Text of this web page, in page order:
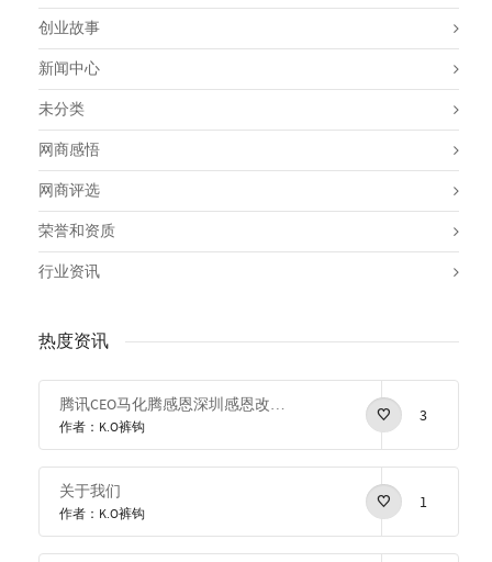
创业故事
新闻中心
未分类
网商感悟
网商评选
荣誉和资质
行业资讯
热度资讯
腾讯CEO马化腾感恩深圳感恩改革开放
作者：K.O裤钩
3
关于我们
作者：K.O裤钩
1